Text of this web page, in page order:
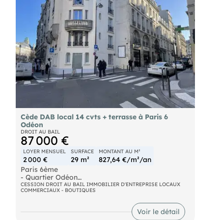
sécurise votre projet immobilier.
(EI) Agent Commercial - Numéro RSAC : CHALON
EN CHAMPAGNE 791164510 - .
de plus amples informations, contactez notre
consultant Kmobilier - (réf. 7500313287)
Cède DAB local 14 cvts + terrasse à Paris 6
Odéon
DROIT AU BAIL
87 000 €
LOYER MENSUEL
2 000 €
SURFACE
29 m²
MONTANT AU M²
827,64 €/m²/an
Paris 6ème
- Quartier Odéon
- Saint Michel
- Saint Germain
Droit d'entrée (Pas de porte) d'un local de
CESSION DROIT AU BAIL IMMOBILIER D'ENTREPRISE LOCAUX
COMMERCIAUX - BOUTIQUES
Voir le détail